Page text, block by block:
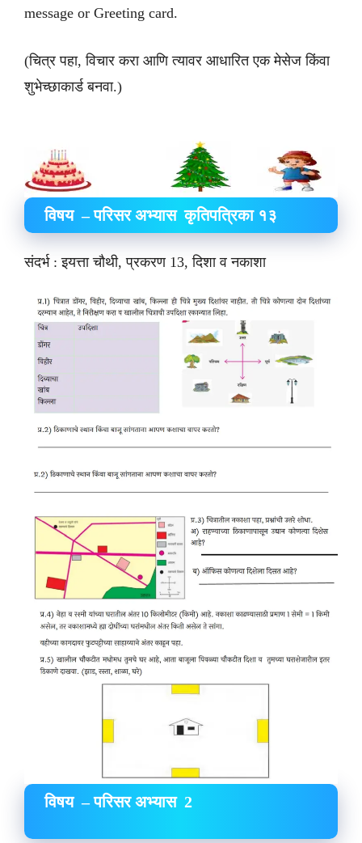
message or Greeting card.
(चित्र पहा, विचार करा आणि त्यावर आधारित एक मेसेज किंवा
शुभेच्छाकार्ड बनवा.)
विषय – परिसर अभ्यास कृतिपत्रिका १३
संदर्भ : इयत्ता चौथी, प्रकरण 13, दिशा व नकाशा
विषय – परिसर अभ्यास 2